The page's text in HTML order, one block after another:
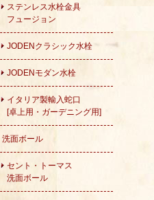
ステンレス水栓金具
フュージョン
JODENクラシック水栓
JODENモダン水栓
イタリア製輸入蛇口
[卓上用・ガーデニング用]
洗面ボール
セント・トーマス
洗面ボール